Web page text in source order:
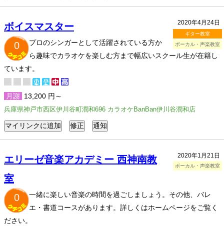
2020年4月24日
ギター教室
ボーカル・声楽教室
ボイスマスター
0
プロのシンガーとして活躍されている方か
ら趣味でカラオケを楽しむ方まで幅広いスクール生が在籍し
ています。
月謝 13,200 円～
兵庫県神戸市西区伊川谷町潤和696 カラオケBanBan伊川谷潤和店
2020年1月21日
ボーカル・声楽教室
エリーゼ音楽アカデミー 西神南教
室
0
一緒に楽しい音楽の時間を過ごしましょう。その他、バレ
エ・書道コースがあります。詳しくはホームページをご覧く
ださい。